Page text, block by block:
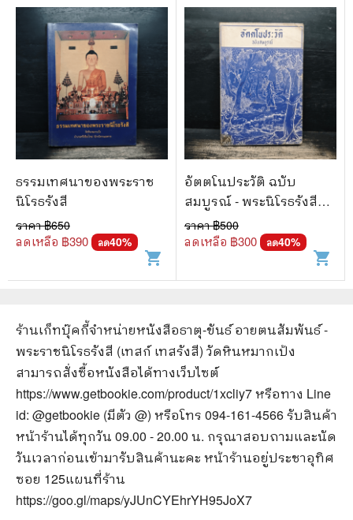
ธรรมเทศนาของพระราช
นิโรธรังสี
ราคา ฿650
ลดเหลือ ฿390 ลด40%
shopping_cart
อัตตโนประวัติ ฉบับ
สมบูรณ์ - พระนิโรธรังสี
คัมภีร์ปัญญาจารย์ หลวงปู่
เทสก์ เทสรังสี
ราคา ฿500
ลดเหลือ ฿300 ลด40%
shopping_cart
ร้านเก็ทบุ๊คกี้จำหน่ายหนังสือธาตุ-ขันธ์ อายตนสัมพันธ์ -
พระราชนิโรธรังสี (เทสก์ เทสรังสี) วัดหินหมากเป้ง
สามารถสั่งซื้อหนังสือได้ทางเว็บไซต์
https://www.getbookie.com/product/1xcliy7หรือทาง Line
id: @getbookie (มีตัว @) หรือโทร 094-161-4566 รับสินค้า
หน้าร้านได้ทุกวัน 09.00 - 20.00 น. กรุณาสอบถามและนัด
วันเวลาก่อนเข้ามารับสินค้านะคะ หน้าร้านอยู่ประชาอุทิศ
ซอย 125แผนที่ร้าน
https://goo.gl/maps/yJUnCYEhrYH95JoX7